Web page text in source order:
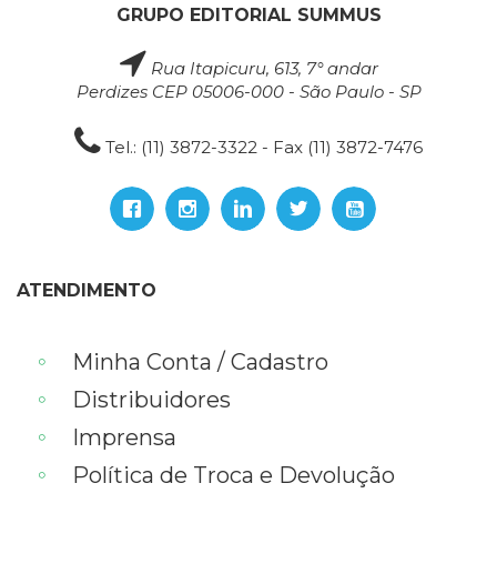
GRUPO EDITORIAL SUMMUS
Rua Itapicuru, 613, 7° andar
Perdizes CEP 05006-000 - São Paulo - SP
Tel.: (11) 3872-3322 - Fax (11) 3872-7476
ATENDIMENTO
Minha Conta / Cadastro
Distribuidores
Imprensa
Política de Troca e Devolução